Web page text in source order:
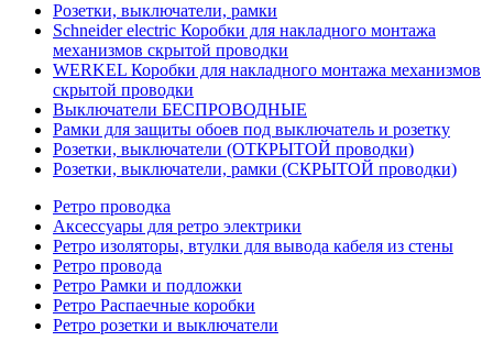
Розетки, выключатели, рамки
Schneider electric Коробки для накладного монтажа
механизмов скрытой проводки
WERKEL Коробки для накладного монтажа механизмов
скрытой проводки
Выключатели БЕСПРОВОДНЫЕ
Рамки для защиты обоев под выключатель и розетку
Розетки, выключатели (ОТКРЫТОЙ проводки)
Розетки, выключатели, рамки (СКРЫТОЙ проводки)
Ретро проводка
Аксессуары для ретро электрики
Ретро изоляторы, втулки для вывода кабеля из стены
Ретро провода
Ретро Рамки и подложки
Ретро Распаечные коробки
Ретро розетки и выключатели